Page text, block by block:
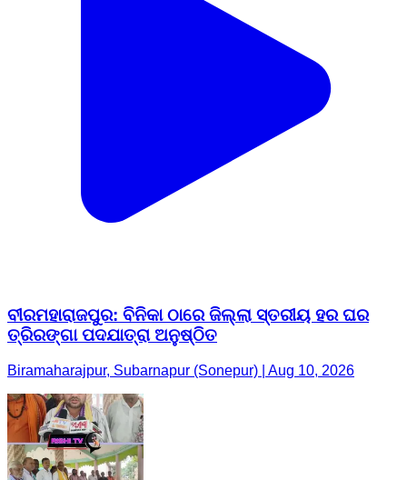
ବୀରମହାରାଜପୁର: ବିନିକା ଠାରେ ଜିଲ୍ଲା ସ୍ତରୀୟ ହର ଘର
ତ୍ରିରଙ୍ଗା ପଦଯାତ୍ରା ଅନୁଷ୍ଠିତ
Biramaharajpur, Subarnapur (Sonepur) | Aug 10, 2026